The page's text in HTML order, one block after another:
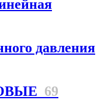
давления
69